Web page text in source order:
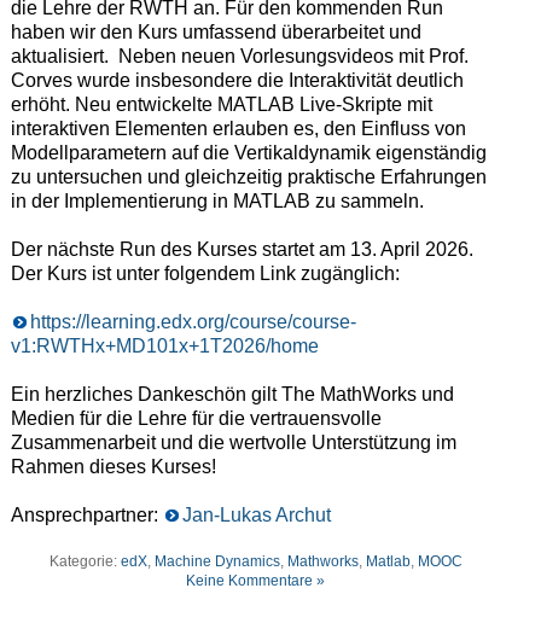
die Lehre der RWTH an. Für den kommenden Run
haben wir den Kurs umfassend überarbeitet und
aktualisiert. Neben neuen Vorlesungsvideos mit Prof.
Corves wurde insbesondere die Interaktivität deutlich
erhöht. Neu entwickelte MATLAB Live-Skripte mit
interaktiven Elementen erlauben es, den Einfluss von
Modellparametern auf die Vertikaldynamik eigenständig
zu untersuchen und gleichzeitig praktische Erfahrungen
in der Implementierung in MATLAB zu sammeln.
Der nächste Run des Kurses startet am 13. April 2026.
Der Kurs ist unter folgendem Link zugänglich:
https://learning.edx.org/course/course-
v1:RWTHx+MD101x+1T2026/home
Ein herzliches Dankeschön gilt The MathWorks und
Medien für die Lehre für die vertrauensvolle
Zusammenarbeit und die wertvolle Unterstützung im
Rahmen dieses Kurses!
Ansprechpartner: Jan-Lukas Archut
Kategorie: edX, Machine Dynamics, Mathworks, Matlab, MOOC
Keine Kommentare »